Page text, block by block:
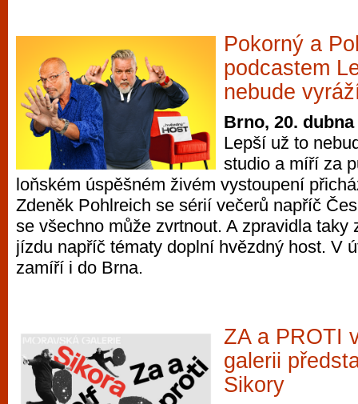
Pokorný a
podcastem
nebude
Brno, 20. dubna
Lepší už to
studio a míří za
loňském úspěšném živém vystoupení
Zdeněk Pohlreich se sérií večerů napříč
se všechno může zvrtnout. A zpravidla taky
jízdu napříč tématy doplní hvězdný host. V
zamíří i do Brna.
ZA a PROTI
galerii
Sikory